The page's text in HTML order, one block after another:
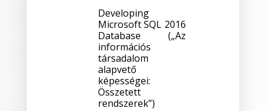
Developing
Microsoft SQL 2016
Database („Az
információs
társadalom
alapvető
képességei:
Összetett
rendszerek”)